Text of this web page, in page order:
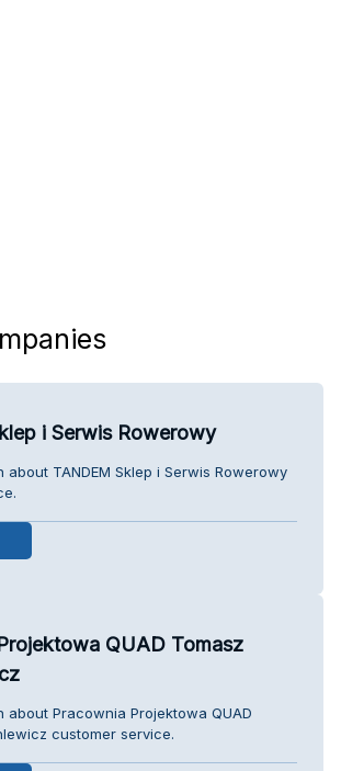
i Serwis Rowerowy
about TANDEM Sklep i Serwis Rowerowy
QUAD Tomasz
about Pracownia Projektowa QUAD
customer service.